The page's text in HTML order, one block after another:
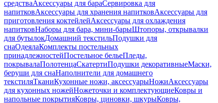
средстваАксессуары для бараСервировка для
напитковАксессуары для хранения напитковАксессуары для
приготовления коктейлейАксессуары для охлаждения
напитковНаборы для бара, мини-барыШтопоры, открывалки
для бутылокДомашний текстильПодушки для
снаОдеялаКомплекты постельных
принадлежностейПостельное бельеПледы,
покрывалаПолотенцаСкатертиПодушки декоративныеМаски,
беруши для снаНаполнители для домашнего
текстиляТканиКухонные ножи, аксессуарыНожиАксессуары
для кухонных ножейНожеточки и комплектующиеКовры и
напольные покрытияКовры, циновки, шкурыКовры,